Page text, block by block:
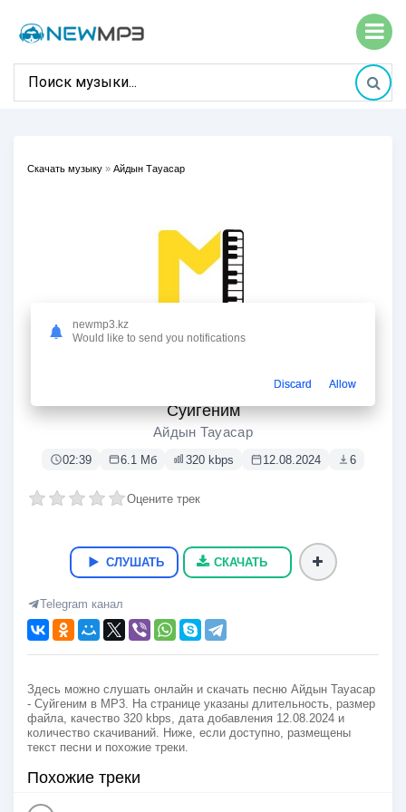
Скачать музыку » Айдын Тауасар
Суйгеним
Айдын Тауасар
02:39 6.1 Мб 320 kbps 12.08.2024 6
Оцените трек
СЛУШАТЬ СКАЧАТЬ
Telegram канал
Здесь можно слушать онлайн и скачать песню Айдын Тауасар
- Суйгеним в MP3. На странице указаны длительность, размер
файла, качество 320 kbps, дата добавления 12.08.2024 и
количество скачиваний. Ниже, если доступно, размещены
текст песни и похожие треки.
Похожие треки
newmp3.kz
Would like to send you notifications
Discard Allow